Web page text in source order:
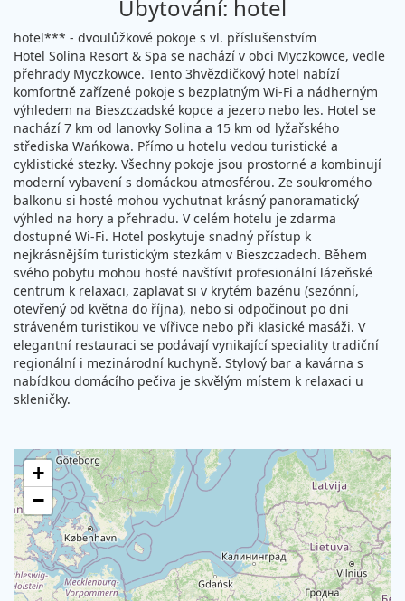
Ubytování: hotel
hotel*** - dvoulůžkové pokoje s vl. příslušenstvím
Hotel Solina Resort & Spa se nachází v obci Myczkowce, vedle
přehrady Myczkowce. Tento 3hvězdičkový hotel nabízí
komfortně zařízené pokoje s bezplatným Wi-Fi a nádherným
výhledem na Bieszczadské kopce a jezero nebo les. Hotel se
nachází 7 km od lanovky Solina a 15 km od lyžařského
střediska Wańkowa. Přímo u hotelu vedou turistické a
cyklistické stezky. Všechny pokoje jsou prostorné a kombinují
moderní vybavení s domáckou atmosférou. Ze soukromého
balkonu si hosté mohou vychutnat krásný panoramatický
výhled na hory a přehradu. V celém hotelu je zdarma
dostupné Wi-Fi. Hotel poskytuje snadný přístup k
nejkrásnějším turistickým stezkám v Bieszczadech. Během
svého pobytu mohou hosté navštívit profesionální lázeňské
centrum k relaxaci, zaplavat si v krytém bazénu (sezónní,
otevřený od května do října), nebo si odpočinout po dni
stráveném turistikou ve vířivce nebo při klasické masáži. V
elegantní restauraci se podávají vynikající speciality tradiční
regionální i mezinárodní kuchyně. Stylový bar a kavárna s
nabídkou domácího pečiva je skvělým místem k relaxaci u
skleničky.
+
−